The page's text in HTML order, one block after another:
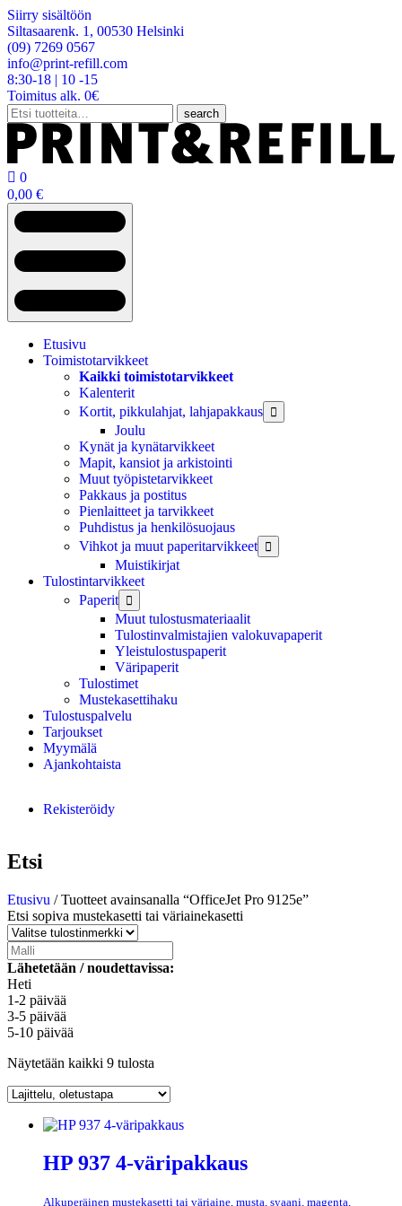
Siirry sisältöön
Siltasaarenk. 1, 00530 Helsinki
(09) 7269 0567
info@print-refill.com
8:30-18 | 10 -15
Toimitus alk. 0€
Etsi:
search
 0
0,00 €
Etusivu
Toimistotarvikkeet
Kaikki toimistotarvikkeet
Kalenterit
Kortit, pikkulahjat, lahjapakkaus

Joulu
Kynät ja kynätarvikkeet
Mapit, kansiot ja arkistointi
Muut työpistetarvikkeet
Pakkaus ja postitus
Pienlaitteet ja tarvikkeet
Puhdistus ja henkilösuojaus
Vihkot ja muut paperitarvikkeet

Muistikirjat
Tulostintarvikkeet
Paperit

Muut tulostusmateriaalit
Tulostinvalmistajien valokuvapaperit
Yleistulostuspaperit
Väripaperit
Tulostimet
Mustekasettihaku
Tulostuspalvelu
Tarjoukset
Myymälä
Ajankohtaista
Rekisteröidy
Etsi
Etusivu / Tuotteet avainsanalla “OfficeJet Pro 9125e”
Etsi sopiva mustekasetti tai väriainekasetti
Lähetetään / noudettavissa:
Heti
1-2 päivää
3-5 päivää
5-10 päivää
Näytetään kaikki 9 tulosta
HP 937 4-väripakkaus
Alkuperäinen mustekasetti tai väriaine, musta, syaani, magenta,